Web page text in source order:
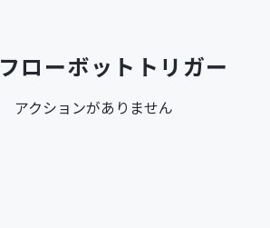
フローボットトリガー
アクションがありません